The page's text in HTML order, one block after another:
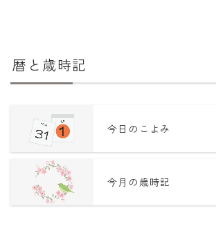
暦と歳時記
今日のこよみ
今月の歳時記